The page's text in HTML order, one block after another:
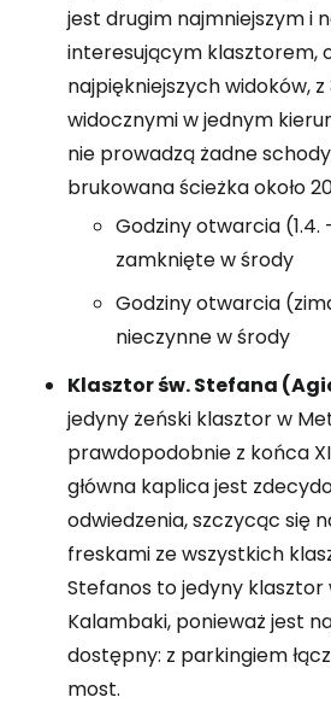
jest drugim najmniejszym i
interesującym klasztorem,
najpiękniejszych widoków,
widocznymi w jednym
nie prowadzą żadne
brukowana ścieżka około
Godziny otwarcia (1.4.
zamknięte w środy
Godziny otwarcia
nieczynne w środy
Klasztor św. Stefana
jedyny żeński klasztor w
prawdopodobnie z końca
główna kaplica jest
odwiedzenia, szczycąc się
freskami ze wszystkich
Stefanos to jedyny klasztor
Kalambaki, ponieważ jest
dostępny: z parkingiem
most.